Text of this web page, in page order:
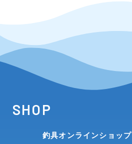
SHOP
釣具オンラインショップ